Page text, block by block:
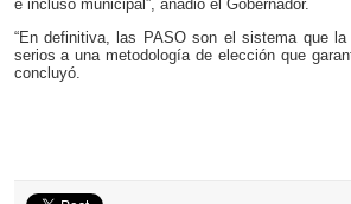
e incluso municipal”, añadió el Gobernador.
“En definitiva, las PASO son el sistema que
serios a una metodología de elección que
concluyó.